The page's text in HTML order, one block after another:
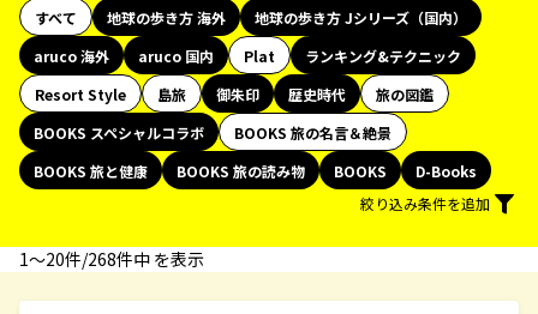
すべて 地球の歩き方 海外
地球の歩き方 Jシリーズ（国内）
aruco 海外
aruco 国内 Plat
ランキング&テクニック
Resort Style
島旅 御朱印 歴史時代
旅の図鑑
BOOKS スペシャルコラボ
BOOKS 旅の名言＆絶景
BOOKS 旅と健康
BOOKS 旅の読み物 BOOKS
D-Books
絞り込み条件を追加
1〜20件/268件中 を表示